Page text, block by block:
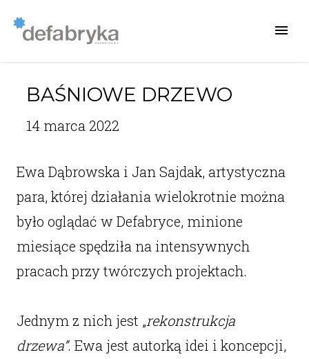
BAŚNIOWE DRZEWO
14 marca 2022
Ewa Dąbrowska i Jan Sajdak, artystyczna
para, której działania wielokrotnie można
było oglądać w Defabryce, minione
miesiące spędziła na intensywnych
pracach przy twórczych projektach.
Jednym z nich jest „rekonstrukcja
drzewa”. Ewa jest autorką idei i koncepcji,